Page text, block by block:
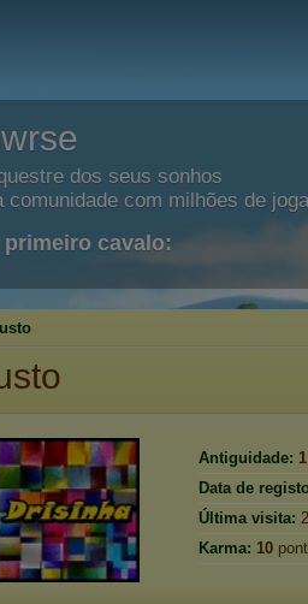
dos seus sonhos
comunidade com milhões de
cavalo:
Antiguidade:
Data de
Última visita:
Karma: 10